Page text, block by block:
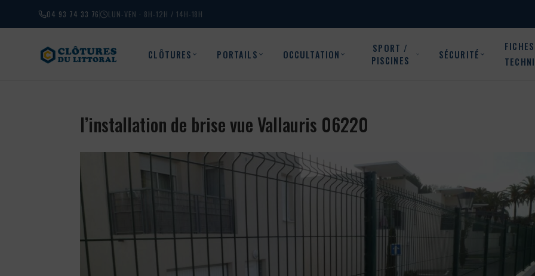
04 93 74 33 76 LUN-VEN · 8H-12H / 14H-18H
CLÔTURES PORTAILS OCCULTATION
SPORT /
PISCINES
SÉCURITÉ
FICHES
l’installation de brise vue Vallauris 06220